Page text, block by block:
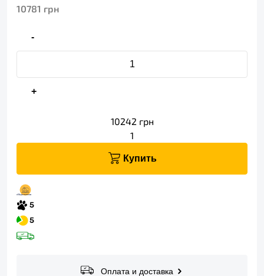
10781 грн
-
+
10242 грн
1
Купить
Оплата и доставка